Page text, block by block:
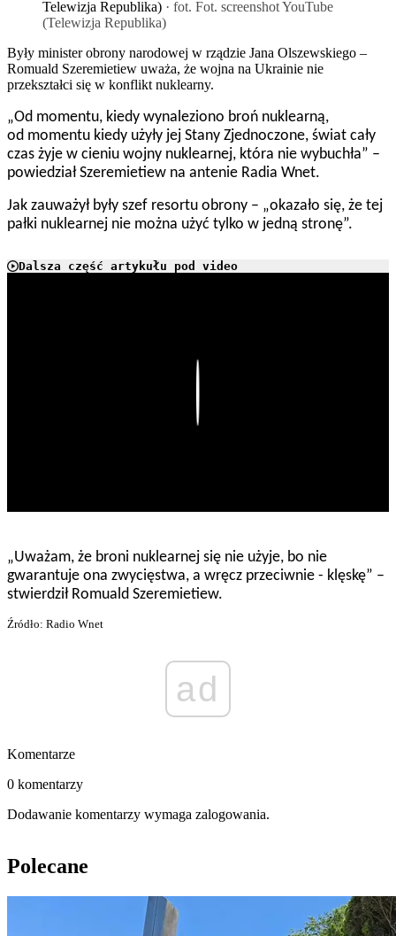
Telewizja Republika) · fot. Fot. screenshot YouTube
(Telewizja Republika)
Były minister obrony narodowej w rządzie Jana Olszewskiego –
Romuald Szeremietiew uważa, że wojna na Ukrainie nie
przekształci się w konflikt nuklearny.
„Od momentu, kiedy wynaleziono broń nuklearną,
od momentu kiedy użyły jej Stany Zjednoczone, świat cały
czas żyje w cieniu wojny nuklearnej, która nie wybuchła” –
powiedział Szeremietiew na antenie Radia Wnet.
Jak zauważył były szef resortu obrony – „okazało się, że tej
pałki nuklearnej nie można użyć tylko w jedną stronę”.
Dalsza część artykułu pod video
„Uważam, że broni nuklearnej się nie użyje, bo nie
gwarantuje ona zwycięstwa, a wręcz przeciwnie - klęskę” –
stwierdził Romuald Szeremietiew.
Źródło: Radio Wnet
ad
Komentarze
0 komentarzy
Dodawanie komentarzy wymaga zalogowania.
Polecane